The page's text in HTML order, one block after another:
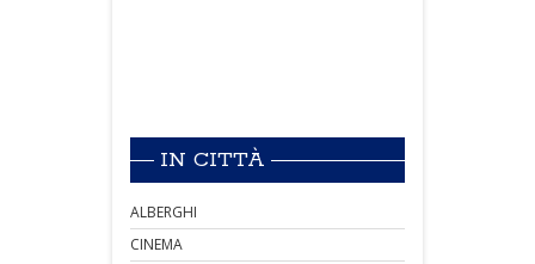
IN CITTÀ
ALBERGHI
CINEMA